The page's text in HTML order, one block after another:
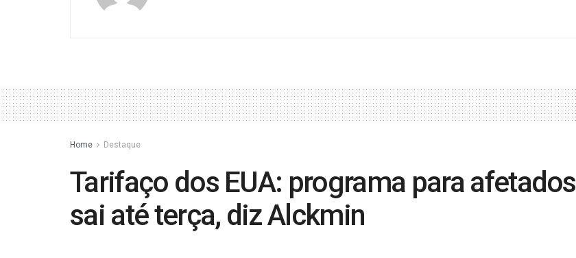
Home Destaque
Tarifaço dos EUA: programa para afetados
sai até terça, diz Alckmin